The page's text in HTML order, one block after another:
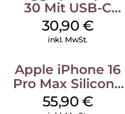
30 Mit USB-C
Kabel Weiß
30,90 €
inkl. MwSt.
Apple iPhone 16
Pro Max Silicone
Case MagSafe
55,90 €